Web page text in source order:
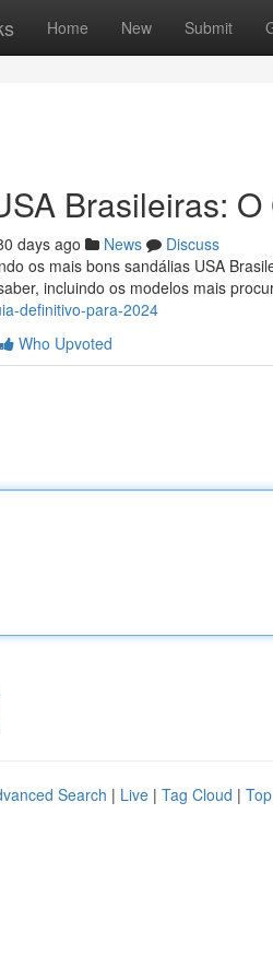
Home New Submit
Brasileiras:
days ago News
Discuss
os mais bons sandálias USA
incluindo os modelos mais
definitivo-para-2024
Who Upvoted
Search | Live | Tag Cloud |